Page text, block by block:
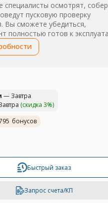
специалисты осмотрят,
пусковую проверку
Вы сможете убедиться,
полностью готов к
— Завтра
(скидка 3%)
бонусов
Быстрый заказ
Запрос счета/КП